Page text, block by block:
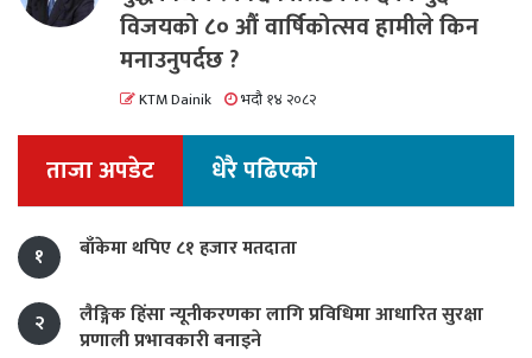
विजयको ८० औं वार्षिकोत्सव हामीले किन
मनाउनुपर्दछ ?
KTM Dainik भदौ १४ २०८२
ताजा अपडेट धेरै पढिएको
१ बाँकेमा थपिए ८१ हजार मतदाता
२
लैङ्गिक हिंसा न्यूनीकरणका लागि प्रविधिमा आधारित सुरक्षा
प्रणाली प्रभावकारी बनाइने